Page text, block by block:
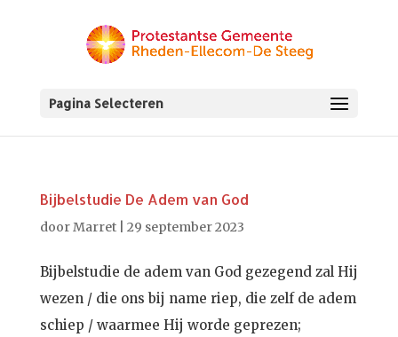
Pagina Selecteren
Bijbelstudie De Adem van God
doorMarret| 29 september 2023
Bijbelstudie de adem van God gezegend zal Hij
wezen / die ons bij name riep, die zelf de adem
schiep / waarmee Hij worde geprezen;